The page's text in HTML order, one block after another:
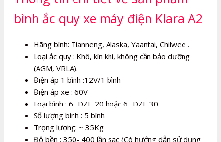
bình ắc quy xe máy điện Klara A2
Hãng bình: Tianneng, Alaska, Yaantai, Chilwee .
Loại ắc quy : Khô, kín khí, không cần bảo dưỡng
(AGM, VRLA).
Điện áp 1 bình :12V/1 bình
Điện áp xe : 60V
Loại bình : 6- DZF-20 hoặc 6- DZF-30
Số lượng bình : 5 bình
Trọng lượng: ~ 35Kg
Độ bền : 350- 400 lần sạc (Có hướng dẫn sử dụng